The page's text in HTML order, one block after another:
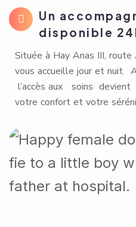
Un
disponible
Située à Hay Anas III, route
vous accueille jour et nuit.
l’accès aux soins
votre confort et votre